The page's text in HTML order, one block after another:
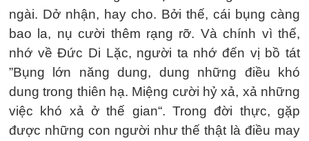
ngài. Dở nhận, hay cho. Bởi thế, cái bụng càng
bao la, nụ cười thêm rạng rỡ. Và chính vì thế,
nhớ về Đức Di Lặc, người ta nhớ đến vị bồ tát
”Bụng lớn năng dung, dung những điều khó
dung trong thiên hạ. Miệng cười hỷ xả, xả những
việc khó xả ở thế gian“. Trong đời thực, gặp
được những con người như thế thật là điều may